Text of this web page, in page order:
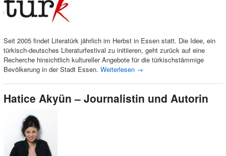
Seit 2005 findet Literatürk jährlich im Herbst in Essen statt. Die Idee, ein
türkisch-deutsches Literaturfestival zu initiieren, geht zurück auf eine
Recherche hinsichtlich kultureller Angebote für die türkischstämmige
Bevölkerung in der Stadt Essen. Weiterlesen →
Hatice Akyün – Journalistin und Autorin